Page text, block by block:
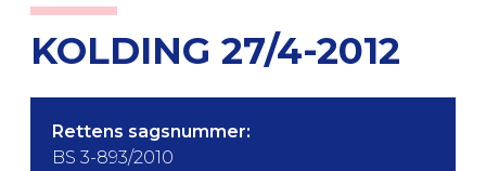
KOLDING 27/4-2012
Rettens sagsnummer:
BS 3-893/2010